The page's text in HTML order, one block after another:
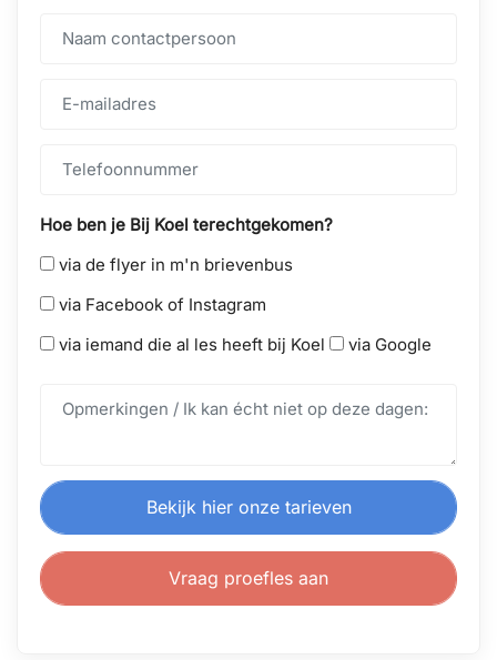
Hoe ben je Bij Koel terechtgekomen?
via de flyer in m'n brievenbus
via Facebook of Instagram
via iemand die al les heeft bij Koel
via Google
Bekijk hier onze tarieven
Vraag proefles aan